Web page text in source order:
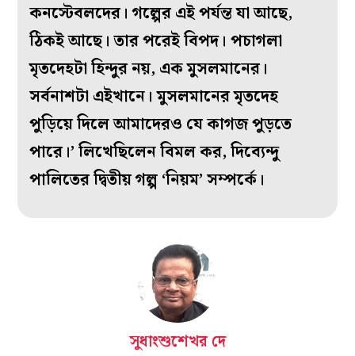
কনস্টেবলদের। গল্পের এই পর্যন্ত যা আছে,
ঠিকই আছে। তার পরেই বিপদ। পচাগলা
মৃতদেহটা হিন্দুর নয়, এক মুসলমানের।
সর্বনাশটা এইখানে। মুসলমানের মৃতদেহ
পুড়িয়ে দিলে আমাদেরও যে কাগজ পুড়তে
পারে।’ লিখেছিলেন বিমল কর, দিব্যেন্দু
পালিতের দ্বিতীয় গল্প ‘নিয়ম’ সম্পর্কে।
সুধাংশুশেখর দে